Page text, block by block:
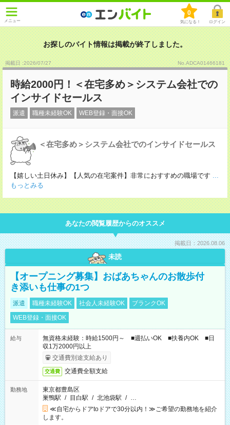
メニュー
0
気になる！ ログイン
お探しのバイト情報は掲載が終了しました。
掲載日 :2026/07/27 No.ADCA01466181
時給2000円！＜在宅多め＞システム会社での
インサイドセールス
派遣 職種未経験OK WEB登録・面接OK
＜在宅多め＞システム会社でのインサイドセールス
【嬉しい土日休み】【人気の在宅案件】非常におすすめの職場です ...
もっとみる
あなたの閲覧履歴からのオススメ
掲載日：2026.08.06
未読
【オープニング募集】おばあちゃんのお散歩付
き添いも仕事の1つ
派遣 職種未経験OK 社会人未経験OK
ブランクOK
WEB登録・面接OK
給与
無資格未経験：時給1500円～ ■週払いOK ■扶養内OK ■日
収1万2000円以上
交通費別途支給あり
交通費 交通費全額支給
勤務地
東京都豊島区
巣鴨駅 / 目白駅 / 北池袋駅 / …
≪自宅からドアtoドアで30分以内！≫ご希望の勤務地を紹介
します。